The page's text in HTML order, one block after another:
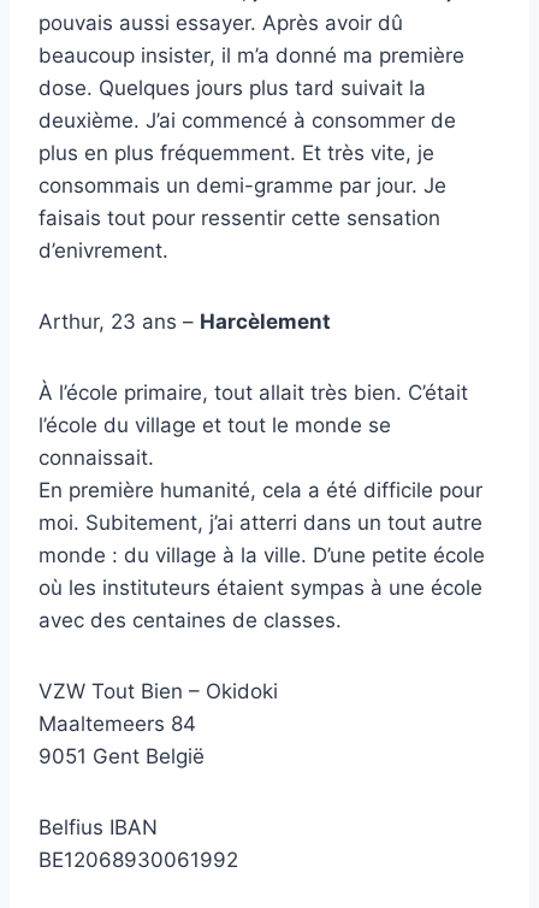
pouvais aussi essayer. Après avoir dû
beaucoup insister, il m’a donné ma première
dose. Quelques jours plus tard suivait la
deuxième. J’ai commencé à consommer de
plus en plus fréquemment. Et très vite, je
consommais un demi-gramme par jour. Je
faisais tout pour ressentir cette sensation
d’enivrement.
Arthur, 23 ans – Harcèlement
À l’école primaire, tout allait très bien. C’était
l’école du village et tout le monde se
connaissait.
En première humanité, cela a été difficile pour
moi. Subitement, j’ai atterri dans un tout autre
monde : du village à la ville. D’une petite école
où les instituteurs étaient sympas à une école
avec des centaines de classes.
VZW Tout Bien – Okidoki
Maaltemeers 84
9051 Gent België
Belfius IBAN
BE12068930061992